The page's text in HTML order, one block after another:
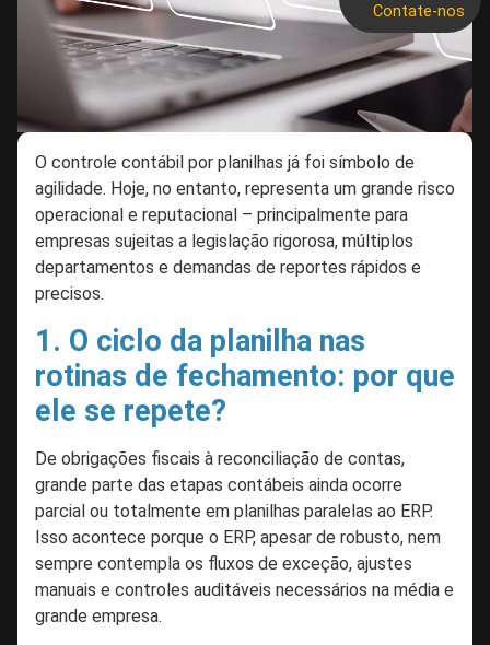
O controle contábil por planilhas já foi símbolo de
agilidade. Hoje, no entanto, representa um grande risco
operacional e reputacional – principalmente para
empresas sujeitas a legislação rigorosa, múltiplos
departamentos e demandas de reportes rápidos e
precisos.
1. O ciclo da planilha nas
rotinas de fechamento: por que
ele se repete?
De obrigações fiscais à reconciliação de contas,
grande parte das etapas contábeis ainda ocorre
parcial ou totalmente em planilhas paralelas ao ERP.
Isso acontece porque o ERP, apesar de robusto, nem
sempre contempla os fluxos de exceção, ajustes
manuais e controles auditáveis necessários na média e
grande empresa.
Contate-nos